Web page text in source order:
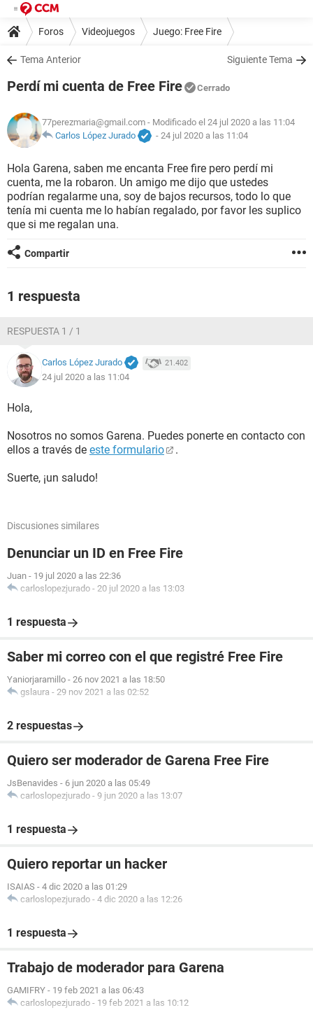
Foros Videojuegos Juego: Free Fire
Tema Anterior Siguiente Tema
Perdí mi cuenta de Free Fire Cerrado
77perezmaria@gmail.com - Modificado el 24 jul 2020 a las 11:04
Carlos López Jurado
- 24 jul 2020 a las 11:04
Hola Garena, saben me encanta Free fire pero perdí mi
cuenta, me la robaron. Un amigo me dijo que ustedes
podrían regalarme una, soy de bajos recursos, todo lo que
tenía mi cuenta me lo habían regalado, por favor les suplico
que si me regalan una.
Compartir
1 respuesta
RESPUESTA 1 / 1
Carlos López Jurado 21.402
24 jul 2020 a las 11:04
Hola,
Nosotros no somos Garena. Puedes ponerte en contacto con
ellos a través de este formulario .
Suerte, ¡un saludo!
Discusiones similares
Denunciar un ID en Free Fire
Juan - 19 jul 2020 a las 22:36
carloslopezjurado - 20 jul 2020 a las 13:03
1 respuesta
Saber mi correo con el que registré Free Fire
Yaniorjaramillo - 26 nov 2021 a las 18:50
gslaura - 29 nov 2021 a las 02:52
2 respuestas
Quiero ser moderador de Garena Free Fire
JsBenavides - 6 jun 2020 a las 05:49
carloslopezjurado - 9 jun 2020 a las 13:07
1 respuesta
Quiero reportar un hacker
ISAIAS - 4 dic 2020 a las 01:29
carloslopezjurado - 4 dic 2020 a las 12:26
1 respuesta
Trabajo de moderador para Garena
GAMIFRY - 19 feb 2021 a las 06:43
carloslopezjurado - 19 feb 2021 a las 10:12